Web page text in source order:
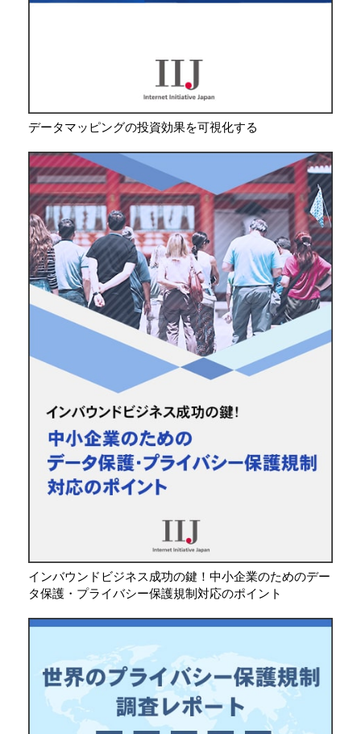
データマッピングの投資効果を可視化する
インバウンドビジネス成功の鍵！中小企業のためのデー
タ保護・プライバシー保護規制対応のポイント